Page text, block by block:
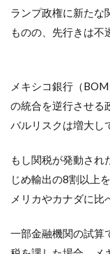
ランプ政権に新たな
ものの、先行きは不
メキシコ銀行（
の統合を逆行させる
バルリスクは増大し
もし関税が発動され
じめ輸出の8割以上
メリカやカナダに比
一部金融機関の試算